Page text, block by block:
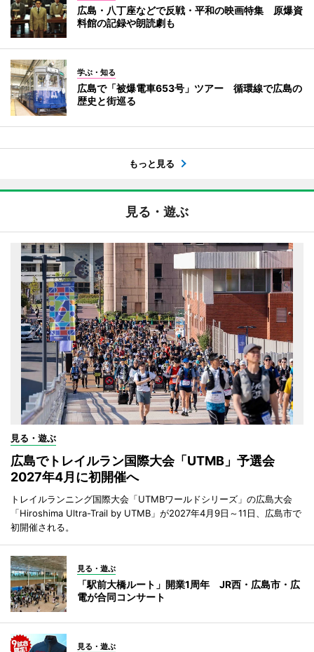
広島・八丁座などで反戦・平和の映画特集 原爆資
料館の記録や朗読劇も
学ぶ・知る
広島で「被爆電車653号」ツアー 循環線で広島の
歴史と街巡る
もっと見る
見る・遊ぶ
見る・遊ぶ
広島でトレイルラン国際大会「UTMB」予選会
2027年4月に初開催へ
トレイルランニング国際大会「UTMBワールドシリーズ」の広島大会
「Hiroshima Ultra-Trail by UTMB」が2027年4月9日～11日、広島市で
初開催される。
見る・遊ぶ
「駅前大橋ルート」開業1周年 JR西・広島市・広
電が合同コンサート
見る・遊ぶ